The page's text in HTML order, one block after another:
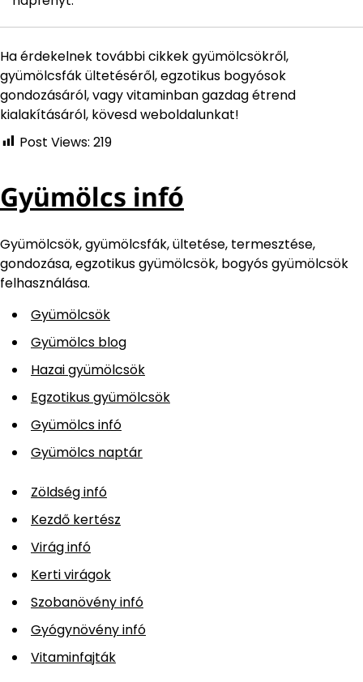
Ha érdekelnek további cikkek gyümölcsökről,
gyümölcsfák ültetéséről, egzotikus bogyósok
gondozásáról, vagy vitaminban gazdag étrend
kialakításáról, kövesd weboldalunkat!
Post Views: 219
Gyümölcs infó
Gyümölcsök, gyümölcsfák, ültetése, termesztése,
gondozása, egzotikus gyümölcsök, bogyós gyümölcsök
felhasználása.
Gyümölcsök
Gyümölcs blog
Hazai gyümölcsök
Egzotikus gyümölcsök
Gyümölcs infó
Gyümölcs naptár
Zöldség infó
Kezdő kertész
Virág infó
Kerti virágok
Szobanövény infó
Gyógynövény infó
Vitaminfajták